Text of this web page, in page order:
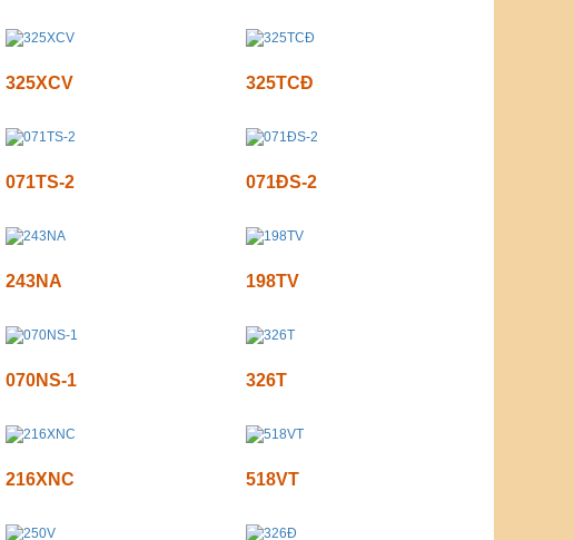
325XCV 325TCĐ
071TS-2 071ĐS-2
243NA 198TV
070NS-1 326T
216XNC 518VT